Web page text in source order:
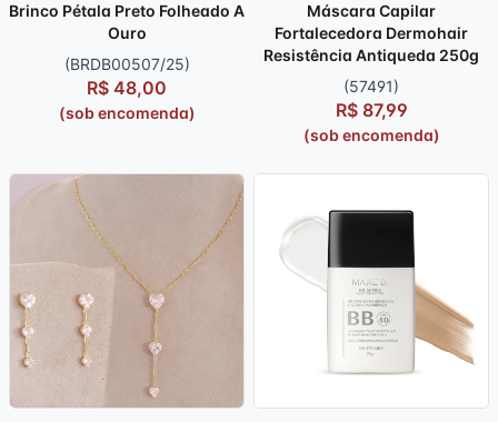
Brinco Pétala Preto Folheado A
Ouro
(BRDB00507/25)
R$ 48,00
(sob encomenda)
Máscara Capilar
Fortalecedora Dermohair
Resistência Antiqueda 250g
(57491)
R$ 87,99
(sob encomenda)